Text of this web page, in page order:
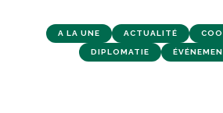
A LA UNE ACTUALITÉ
DIPLOMATIE